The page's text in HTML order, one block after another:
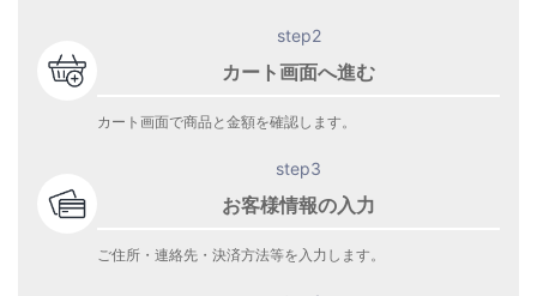
step2
カート画面へ進む
カート画面で商品と金額を確認します。
step3
お客様情報の入力
ご住所・連絡先・決済方法等を入力します。